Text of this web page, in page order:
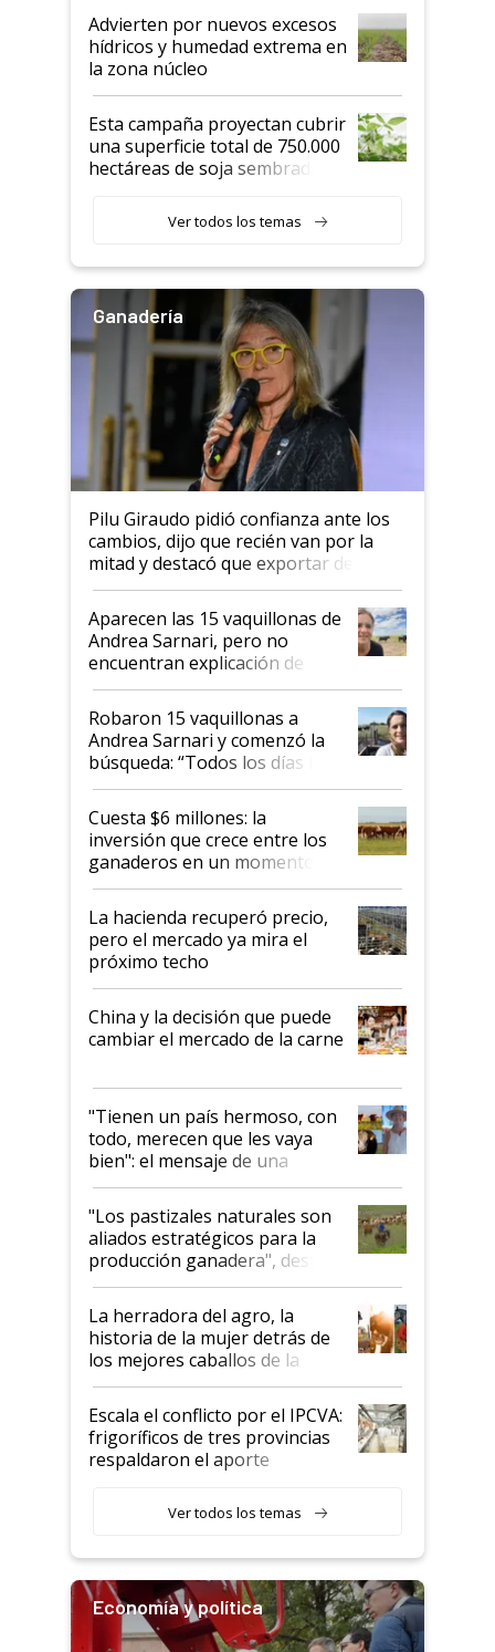
Advierten por nuevos excesos
hídricos y humedad extrema en
la zona núcleo
Esta campaña proyectan cubrir
una superficie total de 750.000
hectáreas de soja sembradas
variedades que marcan un
salto tecnológico en genética y
Ver todos los temas
Ganadería
Pilu Giraudo pidió confianza ante los
cambios, dijo que recién van por la
mitad y destacó que exportar dejó de
ser "para unos pocos": "Tenemos un
mandato muy claro del gobierno
nacional"
Aparecen las 15 vaquillonas de
Andrea Sarnari, pero no
encuentran explicación de
cómo llegaron allí
Robaron 15 vaquillonas a
Andrea Sarnari y comenzó la
búsqueda: “Todos los días le
toca a algún productor”
Cuesta $6 millones: la
inversión que crece entre los
ganaderos en un momento
histórico para la actividad
La hacienda recuperó precio,
pero el mercado ya mira el
próximo techo
China y la decisión que puede
cambiar el mercado de la carne
"Tienen un país hermoso, con
todo, merecen que les vaya
bien": el mensaje de una
ganadera uruguaya sobre las
oportunidades que se abren
para el agro en Argentina, con
foco en la carne
"Los pastizales naturales son
aliados estratégicos para la
producción ganadera", destaca
la iniciativa que ya reúne a 46
establecimientos en Argentina
La herradora del agro, la
historia de la mujer detrás de
los mejores caballos de la
Argentina y los mitos que
todavía hacen sufrir a estos
animales: "Mientras me
descalificaban, yo seguí
haciendo currículum"
Escala el conflicto por el IPCVA:
frigoríficos de tres provincias
respaldaron el aporte
Ver todos los temas
Economía y política